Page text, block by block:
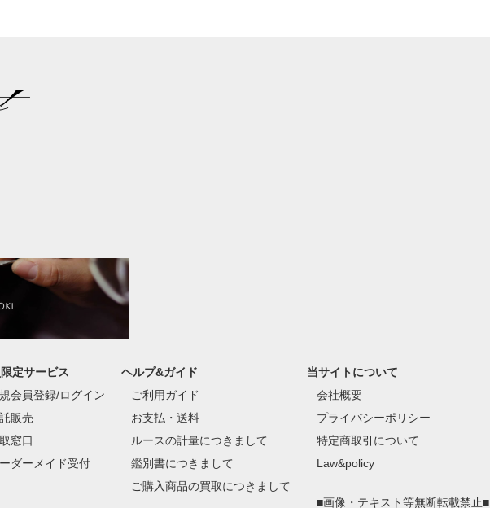
定サービス
会員登録/ログイン
販売
窓口
ダーメイド受付
ヘルプ&ガイド
ご利用ガイド
お支払・送料
ルースの計量につきまして
鑑別書につきまして
ご購入商品の買取につきまして
当サイトについて
会社概要
プライバシーポリシー
特定商取引について
Law&policy
■画像・テキスト等無断転載禁止■